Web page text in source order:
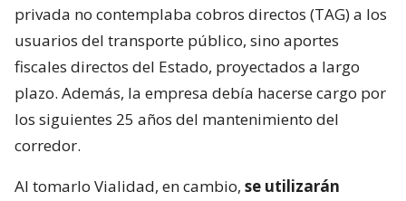
privada no contemplaba cobros directos (TAG) a los
usuarios del transporte público, sino aportes
fiscales directos del Estado, proyectados a largo
plazo. Además, la empresa debía hacerse cargo por
los siguientes 25 años del mantenimiento del
corredor.
Al tomarlo Vialidad, en cambio, se utilizarán